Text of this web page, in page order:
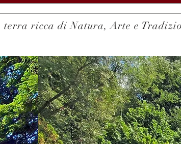
terra ricca di Natura, Arte e